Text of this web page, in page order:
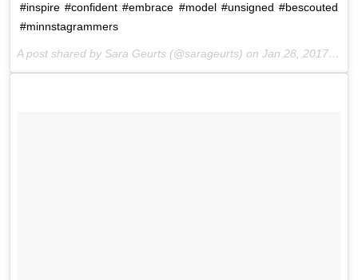
#inspire #confident #embrace #model #unsigned #bescouted
#minnstagrammers
A post shared by Sara Geurts (@sarageurts) on Jan 28, 2017 at 10:16pm PST